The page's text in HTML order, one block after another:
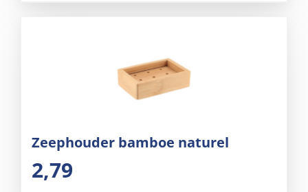
Zeephouder bamboe naturel
2,79